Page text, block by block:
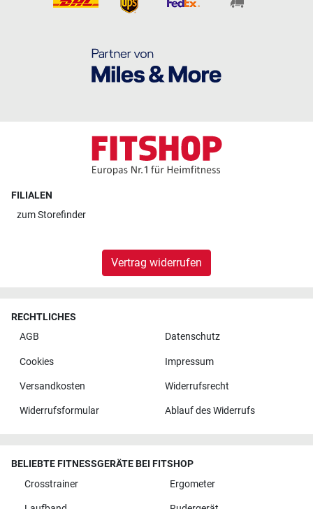
FILIALEN
zumStorefinder
Vertrag widerrufen
RECHTLICHES
AGB
Datenschutz
Cookies Impressum
Versandkosten Widerrufsrecht
Widerrufsformular Ablauf des Widerrufs
BELIEBTE FITNESSGERÄTE BEI FITSHOP
Crosstrainer
Ergometer